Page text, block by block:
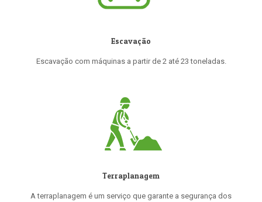
Escavação
Escavação com máquinas a partir de 2 até 23 toneladas.
Terraplanagem
A terraplanagem é um serviço que garante a segurança dos